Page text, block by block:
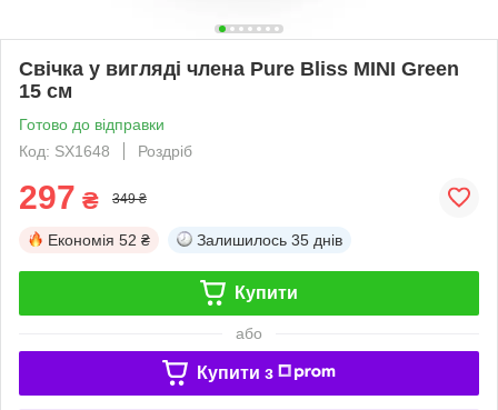
Свічка у вигляді члена Pure Bliss MINI Green
15 см
Готово до відправки
Код: SX1648
Роздріб
297 ₴ 349 ₴
Економія 52 ₴ Залишилось 35 днів
Купити
або
Купити з